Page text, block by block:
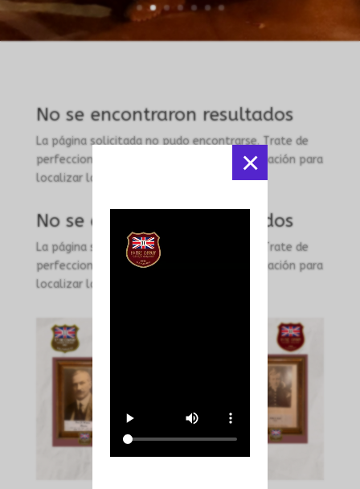
×
No se encontraron resultados
La página solicitada no pudo encontrarse. Trate de
perfeccionar su búsqueda o utilice la navegación para
localizar la entrada.
No se encontraron resultados
La página solicitada no pudo encontrarse. Trate de
perfeccionar su búsqueda o utilice la navegación para
localizar la entrada.